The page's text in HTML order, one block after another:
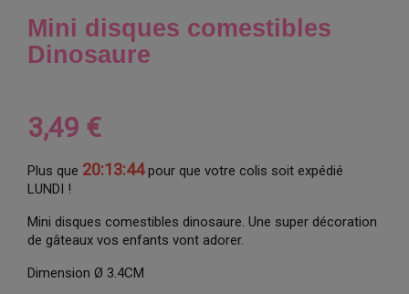
Mini disques comestibles
Dinosaure
3,49 €
Plus que 20:13:43pour que votre colis soit expédié
LUNDI !
Mini disques comestibles dinosaure. Une super décoration
de gâteaux vos enfants vont adorer.
Dimension Ø 3.4CM